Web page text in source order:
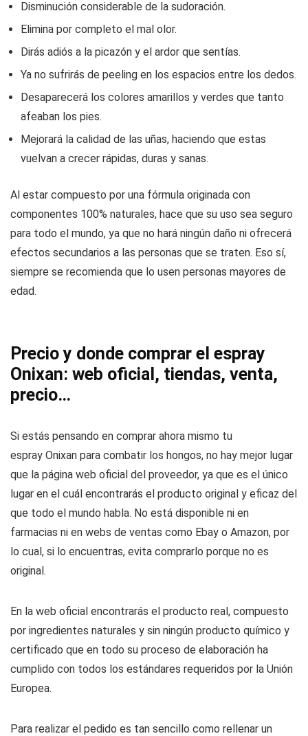
Disminución considerable de la sudoración.
Elimina por completo el mal olor.
Dirás adiós a la picazón y el ardor que sentías.
Ya no sufrirás de peeling en los espacios entre los dedos.
Desaparecerá los colores amarillos y verdes que tanto
afeaban los pies.
Mejorará la calidad de las uñas, haciendo que estas
vuelvan a crecer rápidas, duras y sanas.
Al estar compuesto por una fórmula originada con
componentes 100% naturales, hace que su uso sea seguro
para todo el mundo, ya que no hará ningún daño ni ofrecerá
efectos secundarios a las personas que se traten. Eso sí,
siempre se recomienda que lo usen personas mayores de
edad.
Precio y donde comprar el espray
Onixan: web oficial, tiendas, venta,
precio…
Si estás pensando en comprar ahora mismo tu
espray Onixan para combatir los hongos, no hay mejor lugar
que la página web oficial del proveedor, ya que es el único
lugar en el cuál encontrarás el producto original y eficaz del
que todo el mundo habla. No está disponible ni en
farmacias ni en webs de ventas como Ebay o Amazon, por
lo cual, si lo encuentras, evita comprarlo porque no es
original.
En la web oficial encontrarás el producto real, compuesto
por ingredientes naturales y sin ningún producto químico y
certificado que en todo su proceso de elaboración ha
cumplido con todos los estándares requeridos por la Unión
Europea.
Para realizar el pedido es tan sencillo como rellenar un